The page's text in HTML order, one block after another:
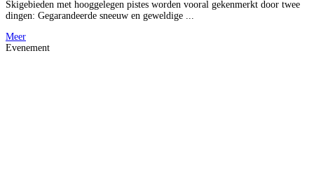
Skigebieden met hooggelegen pistes worden vooral gekenmerkt door twee
dingen: Gegarandeerde sneeuw en geweldige ...
Meer
Evenement